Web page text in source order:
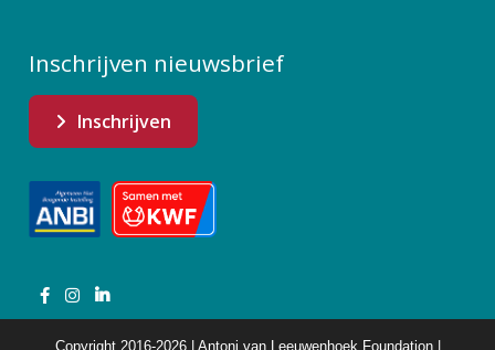
Inschrijven nieuwsbrief
Inschrijven
Copyright 2016-2026 | Antoni van Leeuwenhoek Foundation |